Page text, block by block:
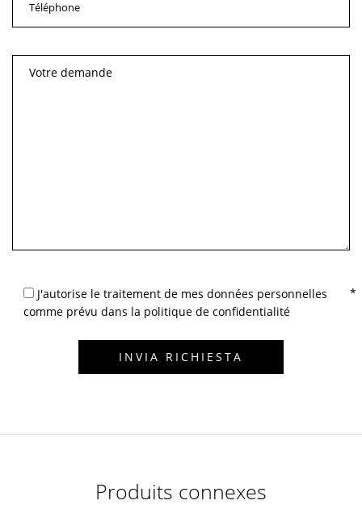
J'autorise le traitement de mes données personnelles
comme prévu dans la politique de confidentialité
Produits connexes